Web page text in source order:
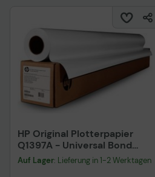
HP Original Plotterpapier
Q1397A - Universal Bond
Paper
Auf Lager: Lieferung in 1-2 Werktagen